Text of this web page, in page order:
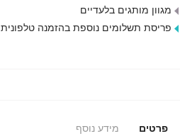
מגוון מותגים בלעדיים
פריסת תשלומים נוספת בהזמנה טלפונית
פרטים מידע נוסף